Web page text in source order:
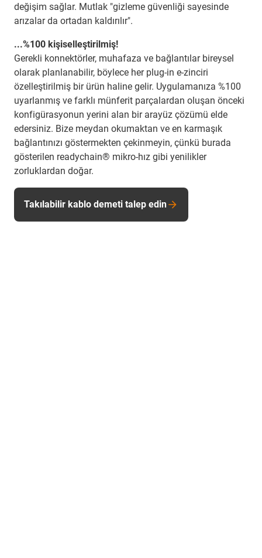
değişim sağlar. Mutlak "gizleme güvenliği sayesinde
arızalar da ortadan kaldırılır".
...%100 kişiselleştirilmiş!
Gerekli konnektörler, muhafaza ve bağlantılar bireysel
olarak planlanabilir, böylece her plug-in e-zinciri
özelleştirilmiş bir ürün haline gelir. Uygulamanıza %100
uyarlanmış ve farklı münferit parçalardan oluşan önceki
konfigürasyonun yerini alan bir arayüz çözümü elde
edersiniz. Bize meydan okumaktan ve en karmaşık
bağlantınızı göstermekten çekinmeyin, çünkü burada
gösterilen readychain® mikro-hız gibi yenilikler
zorluklardan doğar.
Takılabilir kablo demeti talep edin